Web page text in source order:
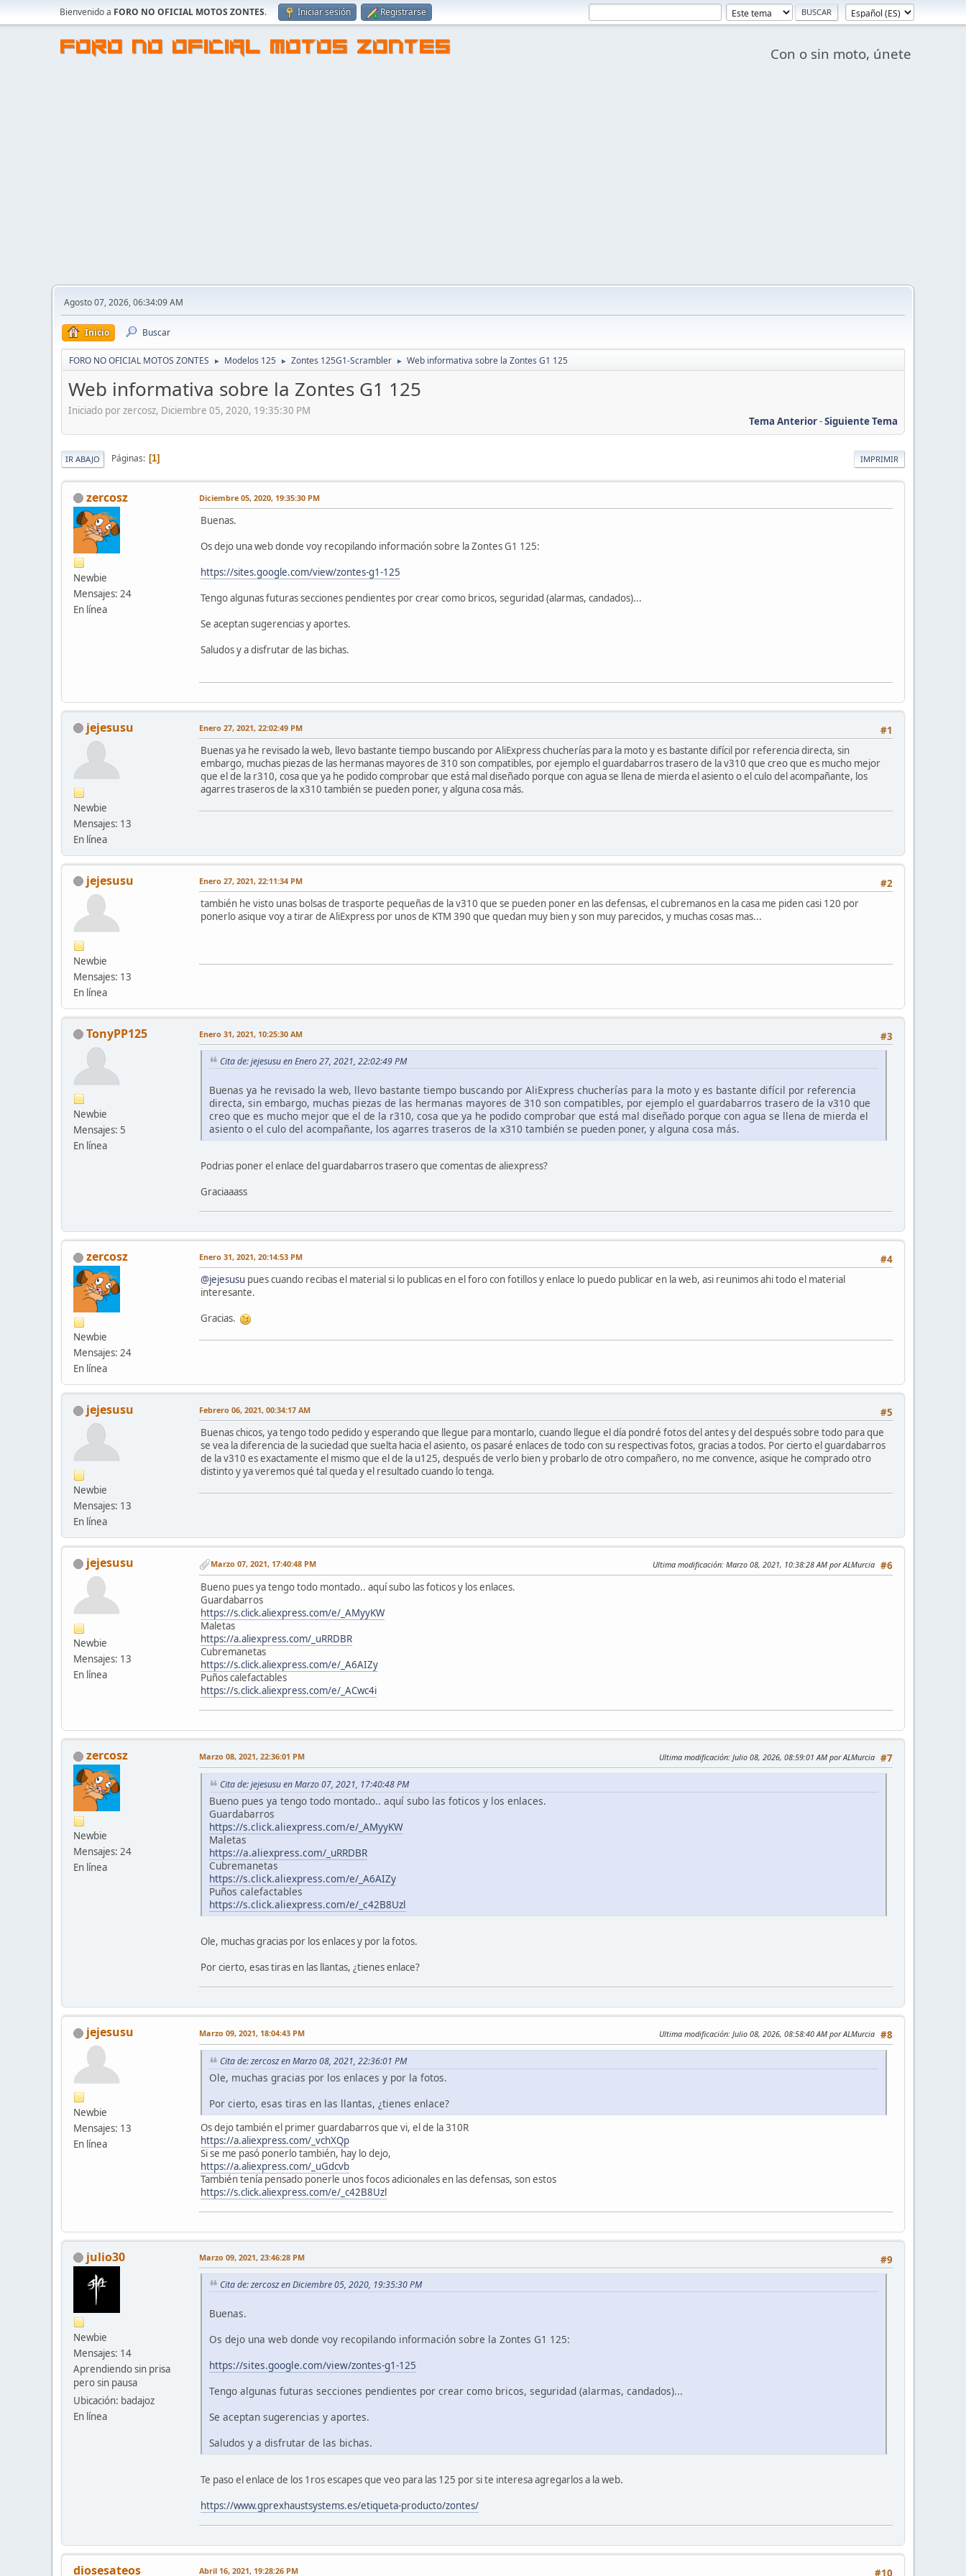
Bienvenido a FORO NO OFICIAL MOTOS ZONTES. Iniciar sesión Registrarse
FORO NO OFICIAL MOTOS ZONTES Con o sin moto, únete
Agosto 07, 2026, 06:34:09 AM
Inicio Buscar
FORO NO OFICIAL MOTOS ZONTES ► Modelos 125 ► Zontes 125G1-Scrambler ► Web informativa sobre la Zontes G1 125
Web informativa sobre la Zontes G1 125
Iniciado por zercosz, Diciembre 05, 2020, 19:35:30 PM
Tema Anterior-Siguiente Tema
IMPRIMIR
IR ABAJO Páginas 1
zercosz
Newbie
Mensajes: 24
En línea
Diciembre 05, 2020, 19:35:30 PM
Buenas.
Os dejo una web donde voy recopilando información sobre la Zontes G1 125:
https://sites.google.com/view/zontes-g1-125
Tengo algunas futuras secciones pendientes por crear como bricos, seguridad (alarmas, candados)...
Se aceptan sugerencias y aportes.
Saludos y a disfrutar de las bichas.
jejesusu
Newbie
Mensajes: 13
En línea
#1
Enero 27, 2021, 22:02:49 PM
Buenas ya he revisado la web, llevo bastante tiempo buscando por AliExpress chucherías para la moto y es bastante difícil por referencia directa, sin
embargo, muchas piezas de las hermanas mayores de 310 son compatibles, por ejemplo el guardabarros trasero de la v310 que creo que es mucho mejor
que el de la r310, cosa que ya he podido comprobar que está mal diseñado porque con agua se llena de mierda el asiento o el culo del acompañante, los
agarres traseros de la x310 también se pueden poner, y alguna cosa más.
jejesusu
Newbie
Mensajes: 13
En línea
#2
Enero 27, 2021, 22:11:34 PM
también he visto unas bolsas de trasporte pequeñas de la v310 que se pueden poner en las defensas, el cubremanos en la casa me piden casi 120 por
ponerlo asique voy a tirar de AliExpress por unos de KTM 390 que quedan muy bien y son muy parecidos, y muchas cosas mas...
TonyPP125
Newbie
Mensajes: 5
En línea
#3
Enero 31, 2021, 10:25:30 AM
Cita de: jejesusu en Enero 27, 2021, 22:02:49 PM
Buenas ya he revisado la web, llevo bastante tiempo buscando por AliExpress chucherías para la moto y es bastante difícil por referencia
directa, sin embargo, muchas piezas de las hermanas mayores de 310 son compatibles, por ejemplo el guardabarros trasero de la v310 que
creo que es mucho mejor que el de la r310, cosa que ya he podido comprobar que está mal diseñado porque con agua se llena de mierda el
asiento o el culo del acompañante, los agarres traseros de la x310 también se pueden poner, y alguna cosa más.
Podrias poner el enlace del guardabarros trasero que comentas de aliexpress?
Graciaaass
zercosz
Newbie
Mensajes: 24
En línea
#4
Enero 31, 2021, 20:14:53 PM
@jejesusu pues cuando recibas el material si lo publicas en el foro con fotillos y enlace lo puedo publicar en la web, asi reunimos ahi todo el material
interesante.
Gracias.
jejesusu
Newbie
Mensajes: 13
En línea
#5
Febrero 06, 2021, 00:34:17 AM
Buenas chicos, ya tengo todo pedido y esperando que llegue para montarlo, cuando llegue el día pondré fotos del antes y del después sobre todo para que
se vea la diferencia de la suciedad que suelta hacia el asiento, os pasaré enlaces de todo con su respectivas fotos, gracias a todos. Por cierto el guardabarros
de la v310 es exactamente el mismo que el de la u125, después de verlo bien y probarlo de otro compañero, no me convence, asique he comprado otro
distinto y ya veremos qué tal queda y el resultado cuando lo tenga.
jejesusu
Newbie
Mensajes: 13
En línea
#6
Marzo 07, 2021, 17:40:48 PM Ultima modificación: Marzo 08, 2021, 10:38:28 AM por ALMurcia
Bueno pues ya tengo todo montado.. aquí subo las foticos y los enlaces.
Guardabarros
https://s.click.aliexpress.com/e/_AMyyKW
Maletas
https://a.aliexpress.com/_uRRDBR
Cubremanetas
https://s.click.aliexpress.com/e/_A6AIZy
Puños calefactables
https://s.click.aliexpress.com/e/_ACwc4i
zercosz
Newbie
Mensajes: 24
En línea
#7
Marzo 08, 2021, 22:36:01 PM Ultima modificación: Julio 08, 2026, 08:59:01 AM por ALMurcia
Cita de: jejesusu en Marzo 07, 2021, 17:40:48 PM
Bueno pues ya tengo todo montado.. aquí subo las foticos y los enlaces.
Guardabarros
https://s.click.aliexpress.com/e/_AMyyKW
Maletas
https://a.aliexpress.com/_uRRDBR
Cubremanetas
https://s.click.aliexpress.com/e/_A6AIZy
Puños calefactables
https://s.click.aliexpress.com/e/_c42B8Uzl
Ole, muchas gracias por los enlaces y por la fotos.
Por cierto, esas tiras en las llantas, ¿tienes enlace?
jejesusu
Newbie
Mensajes: 13
En línea
#8
Marzo 09, 2021, 18:04:43 PM Ultima modificación: Julio 08, 2026, 08:58:40 AM por ALMurcia
Cita de: zercosz en Marzo 08, 2021, 22:36:01 PM
Ole, muchas gracias por los enlaces y por la fotos.
Por cierto, esas tiras en las llantas, ¿tienes enlace?
Os dejo también el primer guardabarros que vi, el de la 310R
https://a.aliexpress.com/_vchXQp
Si se me pasó ponerlo también, hay lo dejo,
https://a.aliexpress.com/_uGdcvb
También tenía pensado ponerle unos focos adicionales en las defensas, son estos
https://s.click.aliexpress.com/e/_c42B8Uzl
julio30
Newbie
Mensajes: 14
Aprendiendo sin prisa
pero sin pausa
Ubicación: badajoz
En línea
#9
Marzo 09, 2021, 23:46:28 PM
Cita de: zercosz en Diciembre 05, 2020, 19:35:30 PM
Buenas.
Os dejo una web donde voy recopilando información sobre la Zontes G1 125:
https://sites.google.com/view/zontes-g1-125
Tengo algunas futuras secciones pendientes por crear como bricos, seguridad (alarmas, candados)...
Se aceptan sugerencias y aportes.
Saludos y a disfrutar de las bichas.
Te paso el enlace de los 1ros escapes que veo para las 125 por si te interesa agregarlos a la web.
https://www.gprexhaustsystems.es/etiqueta-producto/zontes/
diosesateos #10
Abril 16, 2021, 19:28:26 PM